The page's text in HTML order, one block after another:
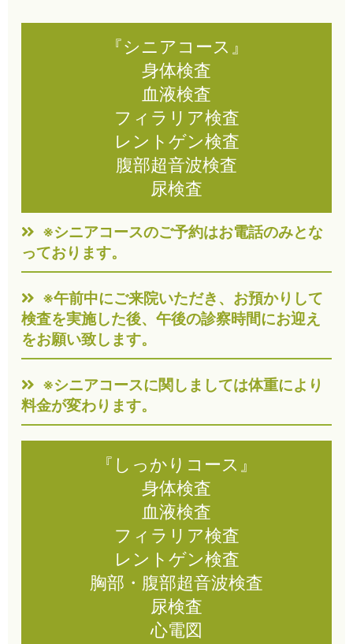
『シニアコース』
身体検査
血液検査
フィラリア検査
レントゲン検査
腹部超音波検査
尿検査
※シニアコースのご予約はお電話のみとな
っております。
※午前中にご来院いただき、お預かりして
検査を実施した後、午後の診察時間にお迎え
をお願い致します。
※シニアコースに関しましては体重により
料金が変わります。
『しっかりコース』
身体検査
血液検査
フィラリア検査
レントゲン検査
胸部・腹部超音波検査
尿検査
心電図